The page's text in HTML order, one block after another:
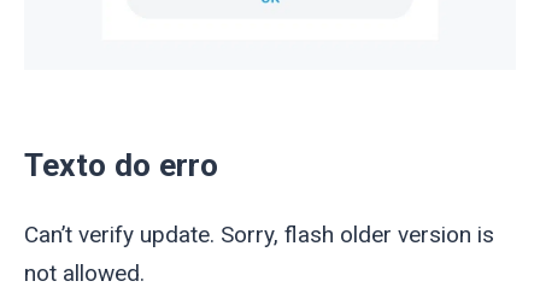
Texto do erro
Can’t verify update. Sorry, flash older version is
not allowed.